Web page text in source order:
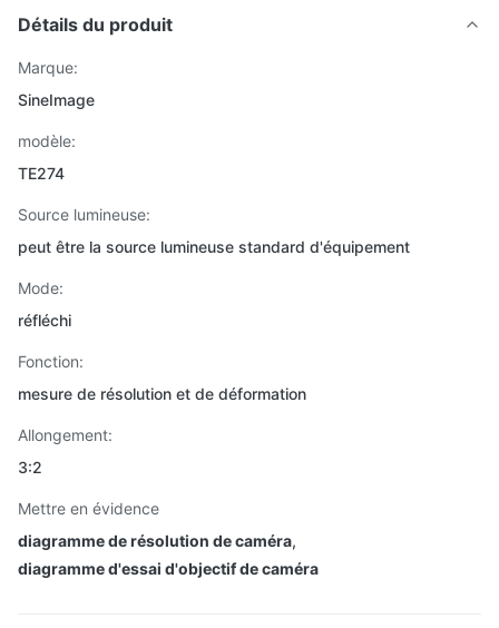
Détails du produit
Marque:
SineImage
modèle:
TE274
Source lumineuse:
peut être la source lumineuse standard d'équipement
Mode:
réfléchi
Fonction:
mesure de résolution et de déformation
Allongement:
3:2
Mettre en évidence
diagramme de résolution de caméra,
diagramme d'essai d'objectif de caméra